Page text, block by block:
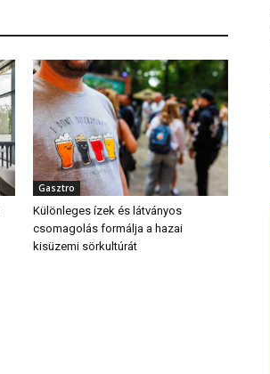
Gasztro
Különleges ízek és látványos
csomagolás formálja a hazai
kisüzemi sörkultúrát